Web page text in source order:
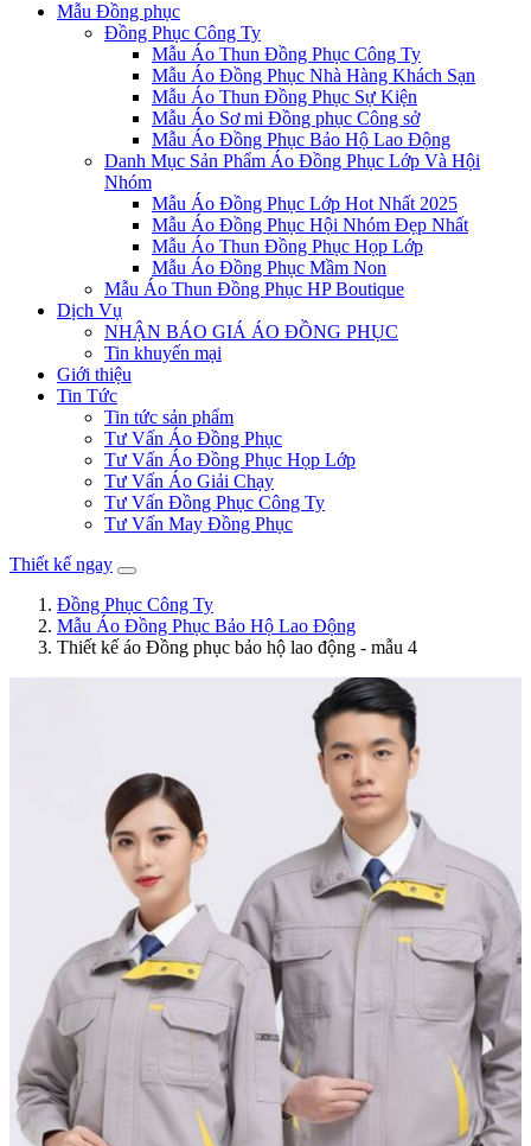
Mẫu Đồng phục
Đồng Phục Công Ty
Mẫu Áo Thun Đồng Phục Công Ty
Mẫu Áo Đồng Phục Nhà Hàng Khách Sạn
Mẫu Áo Thun Đồng Phục Sự Kiện
Mẫu Áo Sơ mi Đồng phục Công sở
Mẫu Áo Đồng Phục Bảo Hộ Lao Động
Danh Mục Sản Phẩm Áo Đồng Phục Lớp Và Hội
Nhóm
Mẫu Áo Đồng Phục Lớp Hot Nhất 2025
Mẫu Áo Đồng Phục Hội Nhóm Đẹp Nhất
Mẫu Áo Thun Đồng Phục Họp Lớp
Mẫu Áo Đồng Phục Mầm Non
Mẫu Áo Thun Đồng Phục HP Boutique
Dịch Vụ
NHẬN BÁO GIÁ ÁO ĐỒNG PHỤC
Tin khuyến mại
Giới thiệu
Tin Tức
Tin tức sản phẩm
Tư Vấn Áo Đồng Phục
Tư Vấn Áo Đồng Phục Họp Lớp
Tư Vấn Áo Giải Chạy
Tư Vấn Đồng Phục Công Ty
Tư Vấn May Đồng Phục
Thiết kế ngay
Đồng Phục Công Ty
Mẫu Áo Đồng Phục Bảo Hộ Lao Động
Thiết kế áo Đồng phục bảo hộ lao động - mẫu 4